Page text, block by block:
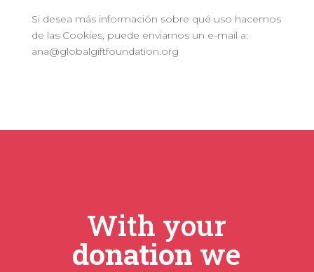
Si desea más información sobre qué uso hacemos
de las Cookies, puede enviarnos un e-mail a:
ana@globalgiftfoundation.org
With your
donation we